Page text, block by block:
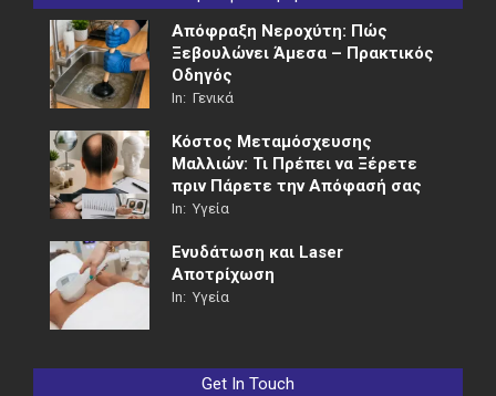
Απόφραξη Νεροχύτη: Πώς
Ξεβουλώνει Άμεσα – Πρακτικός
Οδηγός
In: Γενικά
Κόστος Μεταμόσχευσης
Μαλλιών: Τι Πρέπει να Ξέρετε
πριν Πάρετε την Απόφασή σας
In: Υγεία
Ενυδάτωση και Laser
Αποτρίχωση
In: Υγεία
Get In Touch